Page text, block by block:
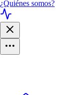
¿Quiénes somos?